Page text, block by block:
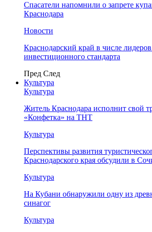
Спасатели напомнили о запрете
Краснодара
Новости
Краснодарский край в числе
инвестиционного стандарта
Пред След
Культура
Культура
Житель Краснодара исполнит свой
«Конфетка» на ТНТ
Культура
Перспективы развития
Краснодарского края обсудили в
Культура
На Кубани обнаружили одну из
синагог
Культура